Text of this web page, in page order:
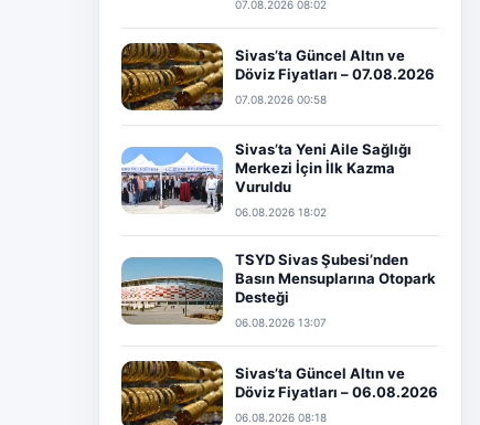
07.08.2026 08:02
Sivas’ta Güncel Altın ve
Döviz Fiyatları – 07.08.2026
07.08.2026 00:58
Sivas’ta Yeni Aile Sağlığı
Merkezi İçin İlk Kazma
Vuruldu
06.08.2026 18:02
TSYD Sivas Şubesi’nden
Basın Mensuplarına Otopark
Desteği
06.08.2026 13:07
Sivas’ta Güncel Altın ve
Döviz Fiyatları – 06.08.2026
06.08.2026 08:18